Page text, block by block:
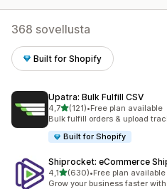
368 sovellusta
Built for Shopify
Upatra: Bulk Fulfill CSV
4,7/ 5 tähteä
(121)
121 arvostelua yhteensä
•Free plan available
Bulk fulfill orders & upload
Built for Shopify
Shiprocket: eCommerce
4,1/ 5 tähteä
(630)
630 arvostelua yhteensä
•Free plan available
Grow your business faster